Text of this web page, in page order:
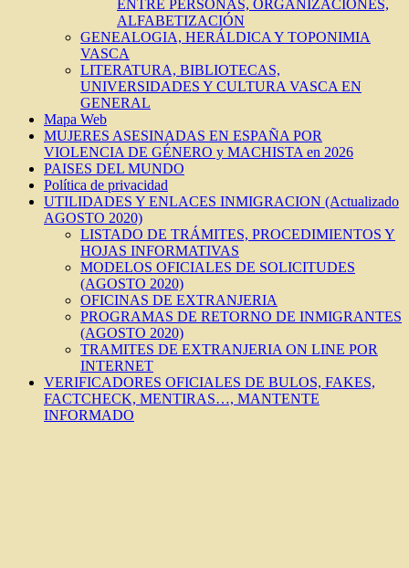
ENTRE PERSONAS, ORGANIZACIONES,
ALFABETIZACIÓN
GENEALOGIA, HERÁLDICA Y TOPONIMIA
VASCA
LITERATURA, BIBLIOTECAS,
UNIVERSIDADES Y CULTURA VASCA EN
GENERAL
Mapa Web
MUJERES ASESINADAS EN ESPAÑA POR
VIOLENCIA DE GÉNERO y MACHISTA en 2026
PAISES DEL MUNDO
Política de privacidad
UTILIDADES Y ENLACES INMIGRACION (Actualizado
AGOSTO 2020)
LISTADO DE TRÁMITES, PROCEDIMIENTOS Y
HOJAS INFORMATIVAS
MODELOS OFICIALES DE SOLICITUDES
(AGOSTO 2020)
OFICINAS DE EXTRANJERIA
PROGRAMAS DE RETORNO DE INMIGRANTES
(AGOSTO 2020)
TRAMITES DE EXTRANJERIA ON LINE POR
INTERNET
VERIFICADORES OFICIALES DE BULOS, FAKES,
FACTCHECK, MENTIRAS…, MANTENTE
INFORMADO